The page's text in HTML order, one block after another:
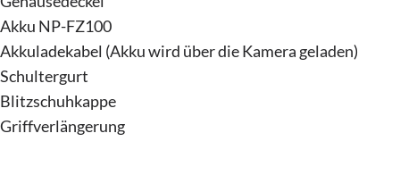
Akku NP-FZ100
Akkuladekabel (Akku wird über die Kamera geladen)
Schultergurt
Blitzschuhkappe
Griffverlängerung